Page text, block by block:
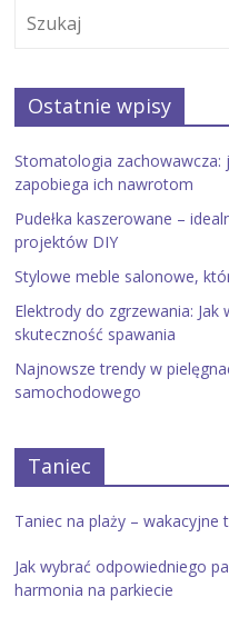
Ostatnie wpisy
Stomatologia zachowawcza:
zapobiega ich nawrotom
Pudełka kaszerowane –
projektów DIY
Stylowe meble salonowe,
Elektrody do zgrzewania: Jak
skuteczność spawania
Najnowsze trendy w
samochodowego
Taniec
Taniec na plaży –
Jak wybrać odpowiedniego
harmonia na parkiecie